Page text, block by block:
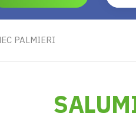
PALMIERI